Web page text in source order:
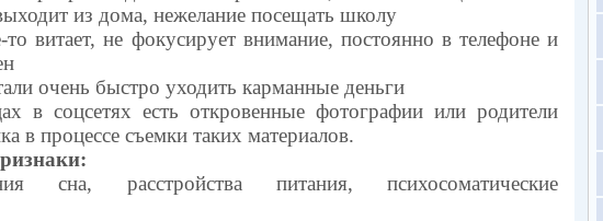
из дома, нежелание посещать школу
то витает, не фокусирует внимание, постоянно в телефоне и
очень быстро уходить карманные деньги
в соцсетях есть откровенные фотографии или родители
в процессе съемки таких материалов.
сна, расстройства питания, психосоматические